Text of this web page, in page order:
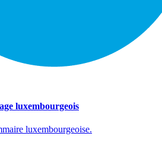
luxembourgeois
luxembourgeoise.